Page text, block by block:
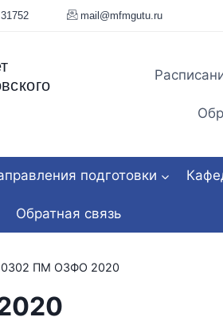
31752
подготовки
Обратная связь
ПМ ОЗФО 2020